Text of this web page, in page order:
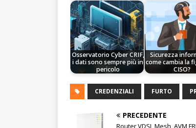
Osservatorio Cyber CRIF,
i dati sono sempre più in
pericolo
Sicurezza
come cambia la
CISO?
CREDENZIALI FURTO
PRECEDENTE
Router VDSL Mesh, AVM